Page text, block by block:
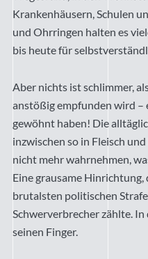
Krankenhäusern, Schulen
und Ohrringen halten es
bis heute für
Aber nichts ist schlimmer,
anstößig empfunden wird –
gewöhnt haben! Die
inzwischen so in Fleisch
nicht mehr wahrnehmen,
Eine grausame
brutalsten politischen
Schwerverbrecher zählte.
seinen Finger.